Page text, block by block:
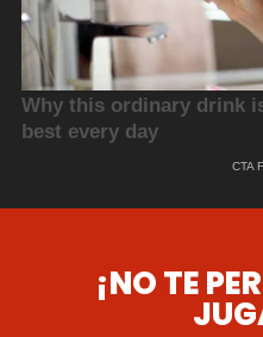
¡NO TE